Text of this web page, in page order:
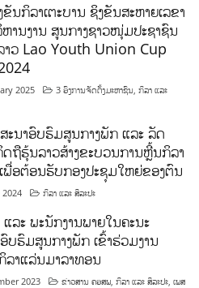
ນກິລາເຕະບານ ຊິງຂັນສະຫາຍເລຂາ
ານງານ ສູນກາງຊາວໜຸ່ມປະຊາຊົນ
າວ Lao Youth Union Cup
2025 3 ອົງການຈັດຕັ້ງມະຫາຊົນ ,ກິລາ ແລະ
ະນາອົບຮົມສູນກາງພັກ ແລະ ລັດ
ດຖືຮຸ້ນລາວສ້າງຂະບວນການຫຼີ້ນກິລາ
ພື່ອຕ້ອນຮັບກອງປະຊຸມໃຫຍ່ຂອງຕົນ
2024 ກິລາ ແລະ ສິລະປະ
ແລະ ພະນັກງານພາຍໃນຄະນະ
ບຮົມສູນກາງພັກ ເຂົ້າຮ່ວມງານ
ລາແລ່ນມາລາທອນ
2023 ຂ່າວສານ ຄອສພ ,ກິລາ ແລະ ສິລະປະ ,ເພສ